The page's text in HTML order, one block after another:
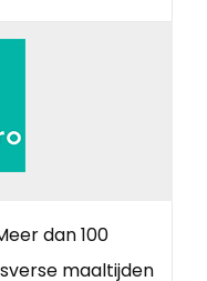
dan 100
maaltijden